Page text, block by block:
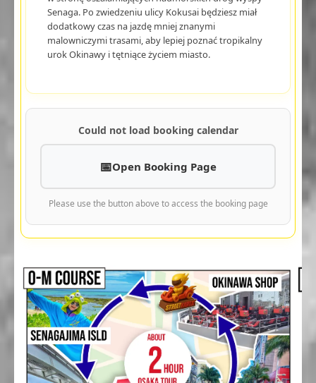
Senaga. Po zwiedzeniu ulicy Kokusai będziesz miał
dodatkowy czas na jazdę mniej znanymi
malowniczymi trasami, aby lepiej poznać tropikalny
urok Okinawy i tętniące życiem miasto.
Could not load booking calendar
Open Booking Page
Please use the button above to access the booking page